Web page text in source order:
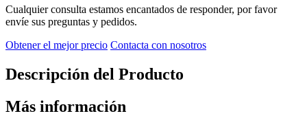
Cualquier consulta estamos encantados de responder, por favor
envíe sus preguntas y pedidos.
Obtener el mejor precio Contacta con nosotros
Descripción del Producto
Más información